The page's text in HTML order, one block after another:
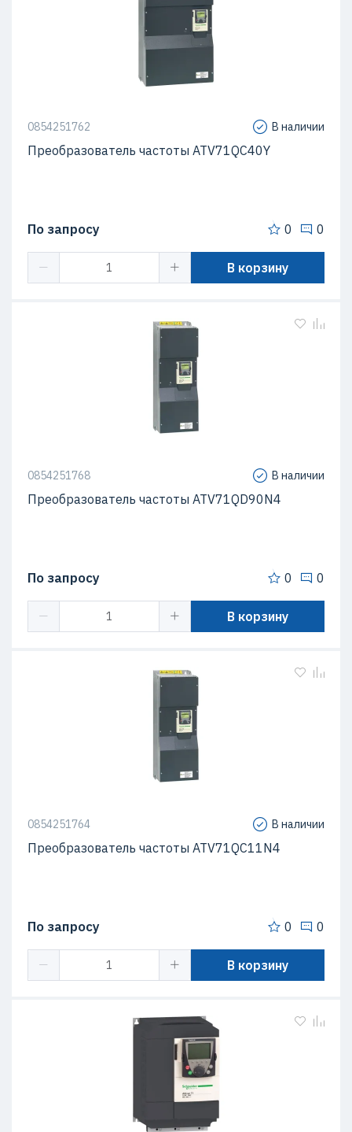
0854251762 В наличии
Преобразователь частоты ATV71QC40Y
По запросу 0 0
В корзину
0854251768 В наличии
Преобразователь частоты ATV71QD90N4
По запросу 0 0
В корзину
0854251764 В наличии
Преобразователь частоты ATV71QC11N4
По запросу 0 0
В корзину